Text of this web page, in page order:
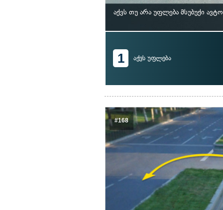
აქვს თუ არა უფლება მსუბუქი
1 აქვს უფლება
#168